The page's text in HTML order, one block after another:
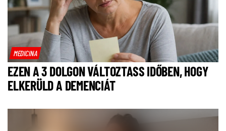
MEDICINA
EZEN A 3 DOLGON VÁLTOZTASS IDŐBEN, HOGY
ELKERÜLD A DEMENCIÁT